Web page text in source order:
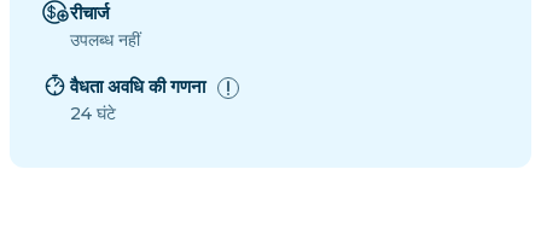
रीचार्ज
उपलब्ध नहीं
वैधता अवधि की गणना
24 घंटे